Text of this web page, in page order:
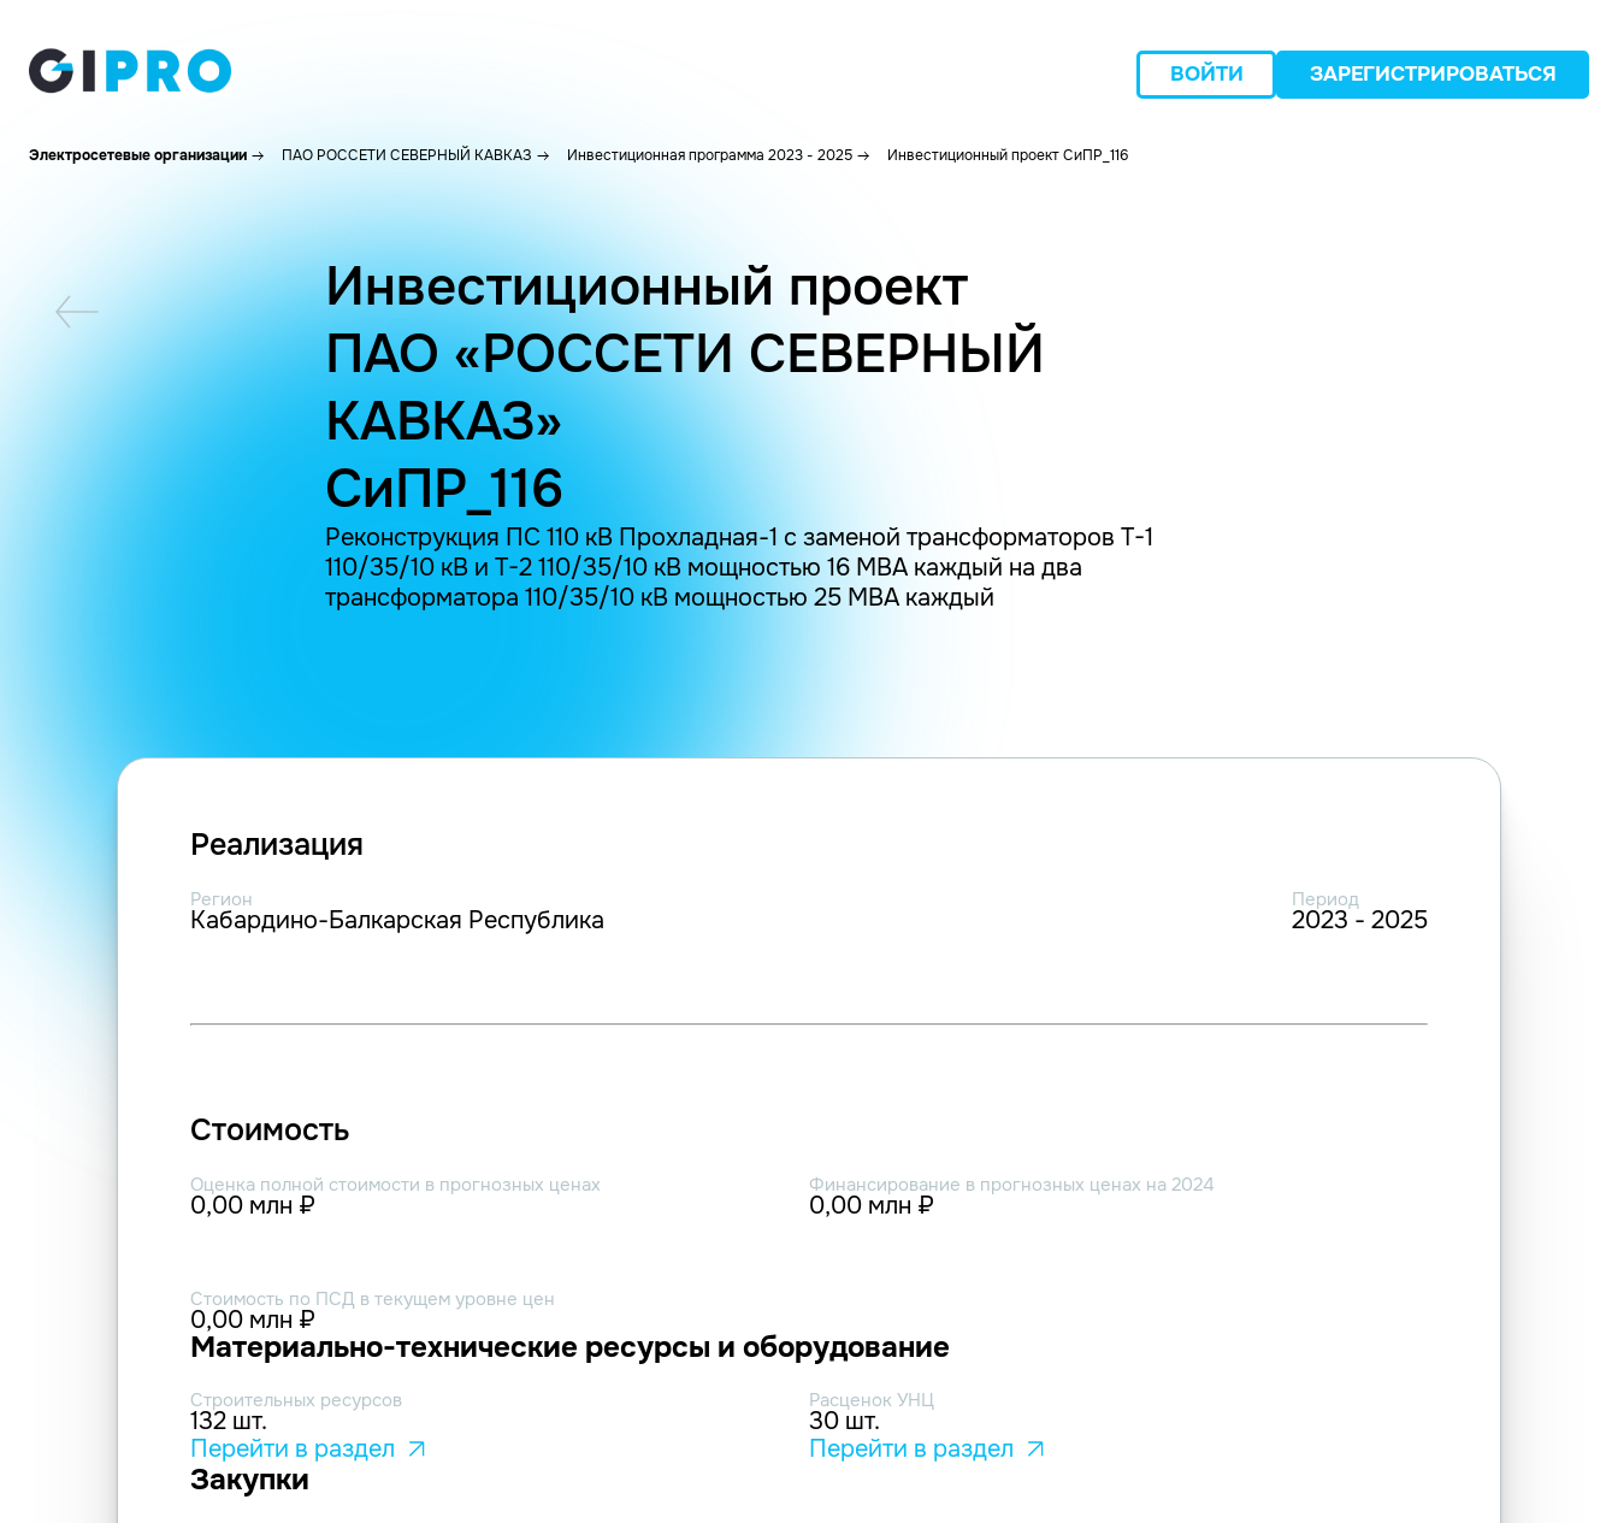
ВОЙТИ ЗАРЕГИСТРИРОВАТЬСЯ
Электросетевые организации ПАО РОССЕТИ СЕВЕРНЫЙ КАВКАЗ Инвестиционная программа 2023 - 2025 Инвестиционный проект СиПР_116
Инвестиционный проект
ПАО «РОССЕТИ СЕВЕРНЫЙ
КАВКАЗ»
СиПР_116
Реконструкция ПС 110 кВ Прохладная-1 с заменой трансформаторов Т-1
110/35/10 кВ и Т-2 110/35/10 кВ мощностью 16 МВА каждый на два
трансформатора 110/35/10 кВ мощностью 25 МВА каждый
Реализация
Регион
Кабардино-Балкарская Республика
Период
2023 - 2025
Стоимость
Оценка полной стоимости в прогнозных ценах
0,00 млн ₽
Финансирование в прогнозных ценах на 2024
0,00 млн ₽
Стоимость по ПСД в текущем уровне цен
0,00 млн ₽
Материально-технические ресурсы и оборудование
Строительных ресурсов
132 шт.
Перейти в раздел
Расценок УНЦ
30 шт.
Перейти в раздел
Закупки